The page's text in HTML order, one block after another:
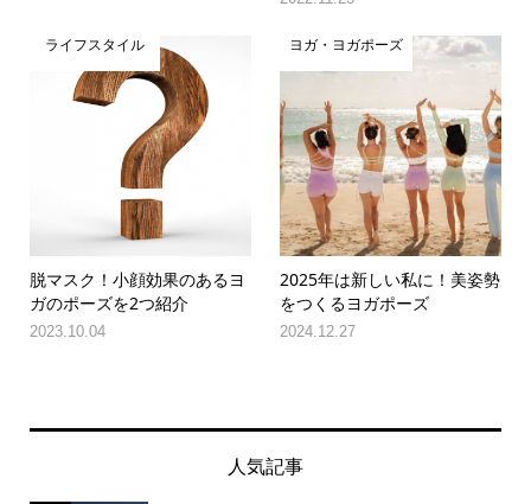
ライフスタイル
脱マスク！小顔効果のあるヨ
ガのポーズを2つ紹介
2023.10.04
ヨガ・ヨガポーズ
2025年は新しい私に！美姿勢
をつくるヨガポーズ
2024.12.27
人気記事